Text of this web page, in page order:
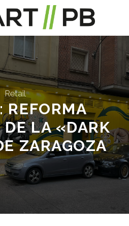
Retail
REFORMA
DE LA «DARK
ZARAGOZA